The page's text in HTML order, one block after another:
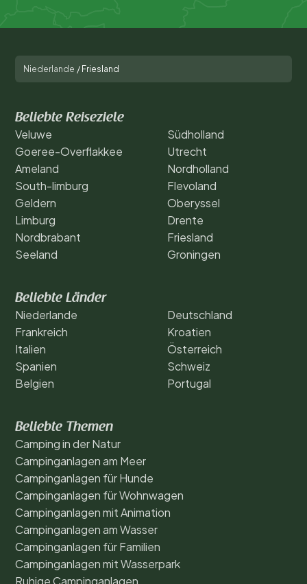
Niederlande / Friesland
Beliebte Reiseziele
Veluwe
Goeree-Overflakkee
Ameland
South-limburg
Geldern
Limburg
Nordbrabant
Seeland
Südholland
Utrecht
Nordholland
Flevoland
Oberyssel
Drente
Friesland
Groningen
Beliebte Länder
Niederlande
Frankreich
Italien
Spanien
Belgien
Deutschland
Kroatien
Österreich
Schweiz
Portugal
Beliebte Themen
Camping in der Natur
Campinganlagen am Meer
Campinganlagen für Hunde
Campinganlagen für Wohnwagen
Campinganlagen mit Animation
Campinganlagen am Wasser
Campinganlagen für Familien
Campinganlagen mit Wasserpark
Ruhige Campinganlagen